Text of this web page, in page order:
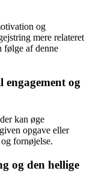
og
mere relateret
følge af denne
og
kan øge
opgave eller
fornøjelse.
og den hellige